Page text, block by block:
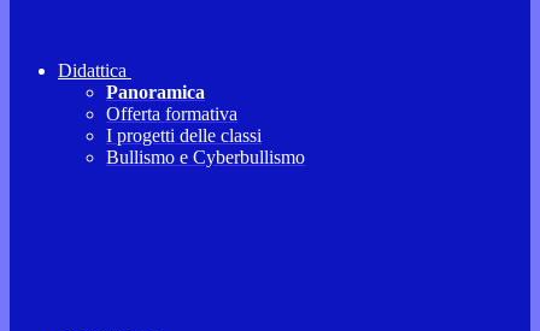
Didattica
Panoramica
Offerta formativa
I progetti delle classi
Bullismo e Cyberbullismo